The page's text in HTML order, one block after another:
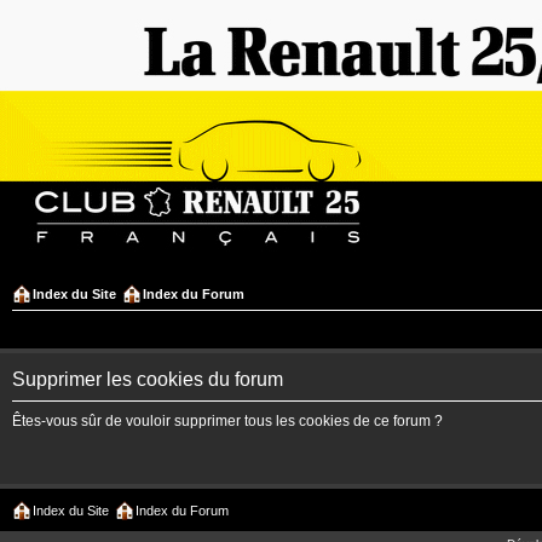
Index du Site Index du Forum
Supprimer les cookies du forum
Êtes-vous sûr de vouloir supprimer tous les cookies de ce forum ?
Index du Site Index du Forum